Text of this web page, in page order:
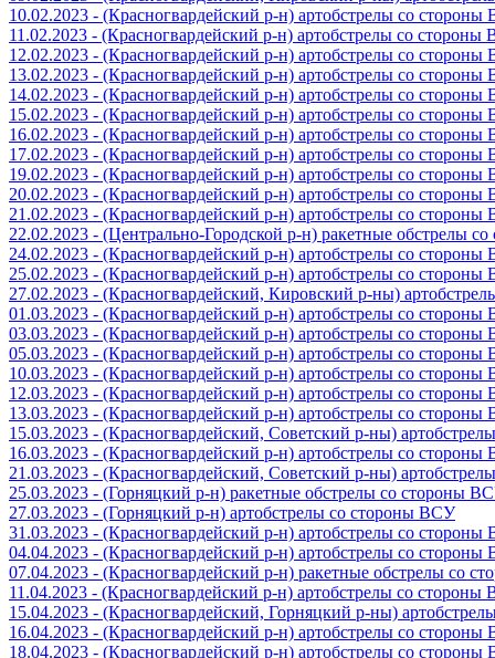
10.02.2023 - (Красногвардейский р-н) артобстрелы со
11.02.2023 - (Красногвардейский р-н) артобстрелы со стороны
12.02.2023 - (Красногвардейский р-н) артобстрелы со
13.02.2023 - (Красногвардейский р-н) артобстрелы со
14.02.2023 - (Красногвардейский р-н) артобстрелы со
15.02.2023 - (Красногвардейский р-н) артобстрелы со
16.02.2023 - (Красногвардейский р-н) артобстрелы со
17.02.2023 - (Красногвардейский р-н) артобстрелы со
19.02.2023 - (Красногвардейский р-н) артобстрелы со
20.02.2023 - (Красногвардейский р-н) артобстрелы со
21.02.2023 - (Красногвардейский р-н) артобстрелы со
22.02.2023 - (Центрально-Городской р-н) ракетные обстрелы
24.02.2023 - (Красногвардейский р-н) артобстрелы со
25.02.2023 - (Красногвардейский р-н) артобстрелы со
27.02.2023 - (Красногвардейский, Кировский р-ны)
01.03.2023 - (Красногвардейский р-н) артобстрелы со
03.03.2023 - (Красногвардейский р-н) артобстрелы со
05.03.2023 - (Красногвардейский р-н) артобстрелы со
10.03.2023 - (Красногвардейский р-н) артобстрелы со
12.03.2023 - (Красногвардейский р-н) артобстрелы со
13.03.2023 - (Красногвардейский р-н) артобстрелы со
15.03.2023 - (Красногвардейский, Советский р-ны)
16.03.2023 - (Красногвардейский р-н) артобстрелы со
21.03.2023 - (Красногвардейский, Советский р-ны)
25.03.2023 - (Горняцкий р-н) ракетные обстрелы со стороны
27.03.2023 - (Горняцкий р-н) артобстрелы со стороны ВСУ
31.03.2023 - (Красногвардейский р-н) артобстрелы со
04.04.2023 - (Красногвардейский р-н) артобстрелы со
07.04.2023 - (Красногвардейский р-н) ракетные обстрелы со
11.04.2023 - (Красногвардейский р-н) артобстрелы со стороны
15.04.2023 - (Красногвардейский, Горняцкий р-ны)
16.04.2023 - (Красногвардейский р-н) артобстрелы со
18.04.2023 - (Красногвардейский р-н) артобстрелы со